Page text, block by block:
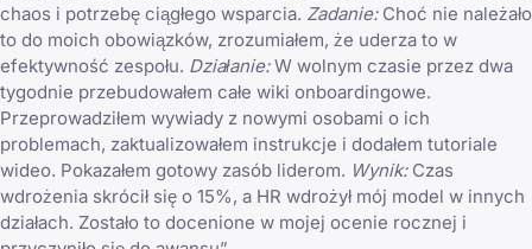
chaos i potrzebę ciągłego wsparcia. Zadanie:Choć nie należało
to do moich obowiązków, zrozumiałem, że uderza to w
efektywność zespołu. Działanie:W wolnym czasie przez dwa
tygodnie przebudowałem całe wiki onboardingowe.
Przeprowadziłem wywiady z nowymi osobami o ich
problemach, zaktualizowałem instrukcje i dodałem tutoriale
wideo. Pokazałem gotowy zasób liderom. Wynik:Czas
wdrożenia skrócił się o 15%, a HR wdrożył mój model w innych
działach. Zostało to docenione w mojej ocenie rocznej i